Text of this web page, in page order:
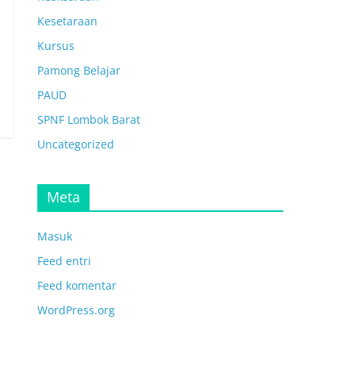
Kesetaraan
Kursus
Pamong Belajar
PAUD
SPNF Lombok Barat
Uncategorized
Meta
Masuk
Feed entri
Feed komentar
WordPress.org